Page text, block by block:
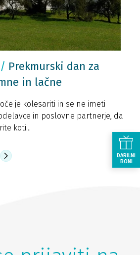
/ Prekmurski dan za
in lačne
je kolesariti in se ne imeti
in poslovne partnerje, da
koti...
DARILNI
BONI